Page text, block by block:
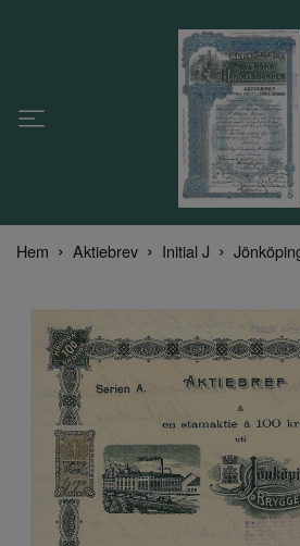
Hem Aktiebrev Initial J